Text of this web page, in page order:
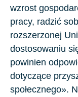
wzrost
pracy, radzić
rozszerzonej
dostosowaniu
powinien
dotyczące
społecznego».